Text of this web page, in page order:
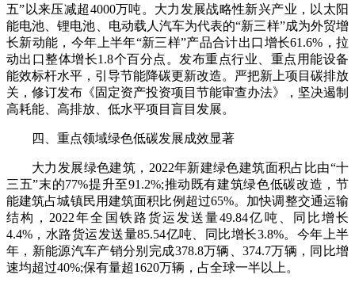
五”以来压减超4000万吨。大力发展战略性新兴产业，以太阳
能电池、锂电池、电动载人汽车为代表的“新三样”成为外贸增
长新动能，今年上半年“新三样”产品合计出口增长61.6%，拉
动出口整体增长1.8个百分点。发布重点行业、重点用能设备
能效标杆水平，引导节能降碳更新改造。严把新上项目碳排放
关，修订发布《固定资产投资项目节能审查办法》，坚决遏制
高耗能、高排放、低水平项目盲目发展。
四、重点领域绿色低碳发展成效显著
大力发展绿色建筑，2022年新建绿色建筑面积占比由“十
三五”末的77%提升至91.2%;推动既有建筑绿色低碳改造，节
能建筑占城镇民用建筑面积比例超过65%。加快调整交通运输
结构，2022年全国铁路货运发送量49.84亿吨、同比增长
4.4%，水路货运发送量85.54亿吨、同比增长3.8%。今年上半
年，新能源汽车产销分别完成378.8万辆、374.7万辆，同比增
速均超过40%;保有量超1620万辆，占全球一半以上。